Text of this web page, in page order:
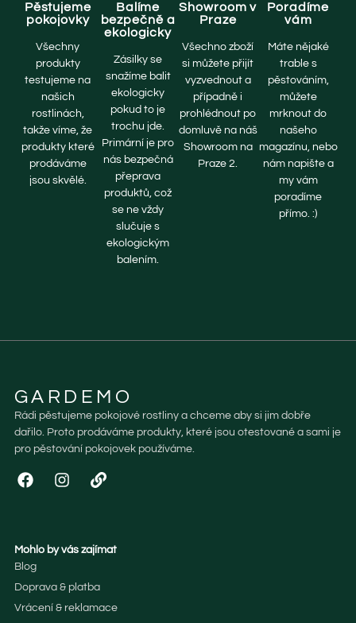
Pěstujeme
pokojovky
Všechny
produkty
testujeme na
našich
rostlinách,
takže víme, že
produkty které
prodáváme
jsou skvělé.
Balíme
bezpečně a
ekologicky
Zásilky se
snažíme balit
ekologicky
pokud to je
trochu jde.
Primární je pro
nás bezpečná
přeprava
produktů, což
se ne vždy
slučuje s
ekologickým
balením.
Showroom v
Praze
Všechno zboží
si můžete přijít
vyzvednout a
případně i
prohlédnout po
domluvě na náš
Showroom na
Praze 2.
Poradíme
vám
Máte nějaké
trable s
pěstováním,
můžete
mrknout do
našeho
magazínu, nebo
nám napište a
my vám
poradíme
přímo. :)
GARDEMO
Rádi pěstujeme pokojové rostliny a chceme aby si jim dobře
dařilo. Proto prodáváme produkty, které jsou otestované a sami je
pro pěstování pokojovek používáme.
Mohlo by vás zajímat
Blog
Doprava & platba
Vrácení & reklamace